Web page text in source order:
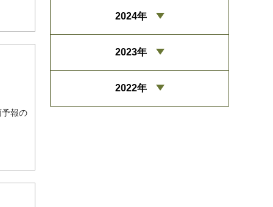
報の
2024年
2023年
2022年